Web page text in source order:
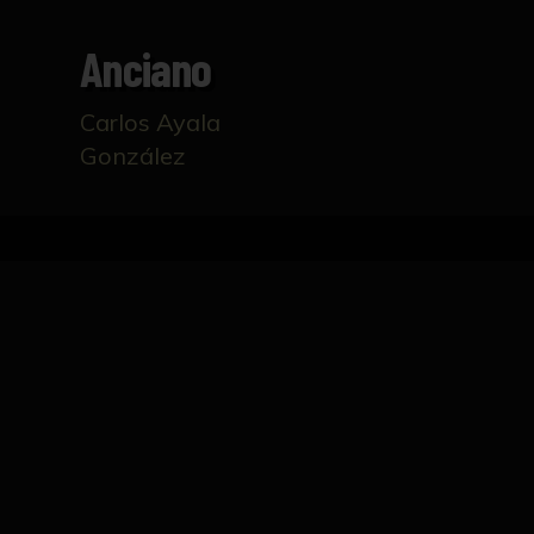
Anciano
Carlos Ayala
González